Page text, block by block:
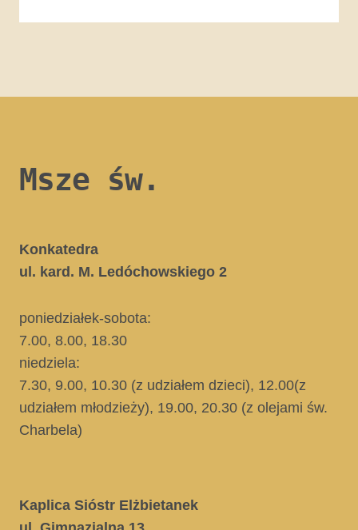
Msze św.
Konkatedra
ul. kard. M. Ledóchowskiego 2
poniedziałek-sobota:
7.00, 8.00, 18.30
niedziela:
7.30, 9.00, 10.30 (z udziałem dzieci), 12.00(z
udziałem młodzieży), 19.00, 20.30 (z olejami św.
Charbela)
Kaplica Sióstr Elżbietanek